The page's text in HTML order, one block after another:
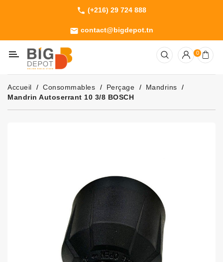
phone (+216) 29 724 888
email contact@bigdepot.tn
Machines
Outillage
Jardinage
Consommables
0
Accueil Consommables Perçage
Mandrins
Mandrin Autoserrant 10 3/8 BOSCH